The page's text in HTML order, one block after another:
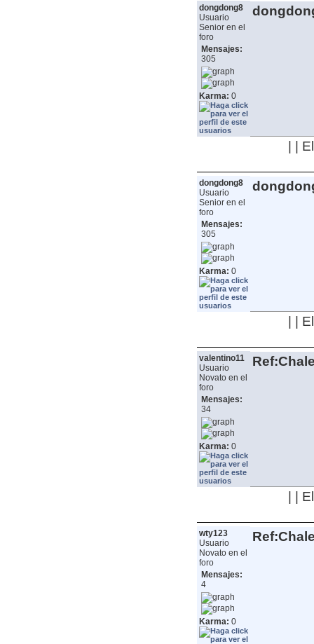
dongdong8
Usuario
Senior en el
foro
Mensajes:
305
Karma: 0
| |
dongdong8
Usuario
Senior en el
foro
Mensajes:
305
Karma: 0
| |
valentino11
Usuario
Novato en el
foro
Mensajes:
34
Karma: 0
| |
wty123
Usuario
Novato en el
foro
Mensajes:
4
Karma: 0